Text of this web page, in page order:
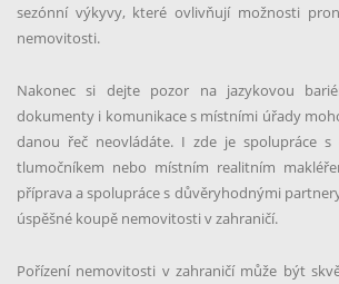
sezónní výkyvy, které ovlivňují možnosti
nemovitosti.
Nakonec si dejte pozor na jazykovou
dokumenty i komunikace s místními úřady
danou řeč neovládáte. I zde je spolupráce s
tlumočníkem nebo místním realitním
příprava a spolupráce s důvěryhodnými
úspěšné koupě nemovitosti v zahraničí.
Pořízení nemovitosti v zahraničí může být
Souhlasím sezpracováním osobních údajů
Odeslat